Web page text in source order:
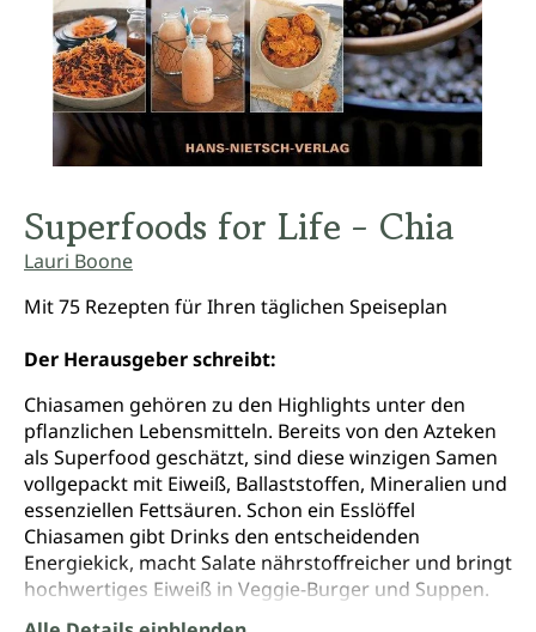
Superfoods for Life - Chia
Lauri Boone
Mit 75 Rezepten für Ihren täglichen Speiseplan
Der Herausgeber schreibt:
Chiasamen gehören zu den Highlights unter den
pflanzlichen Lebensmitteln. Bereits von den Azteken
als Superfood geschätzt, sind diese winzigen Samen
vollgepackt mit Eiweiß, Ballaststoffen, Mineralien und
essenziellen Fettsäuren. Schon ein Esslöffel
Chiasamen gibt Drinks den entscheidenden
Energiekick, macht Salate nährstoffreicher und bringt
hochwertiges Eiweiß in Veggie-Burger und Suppen.
Außerdem sind die kleinen Kraftpakete glutenfrei